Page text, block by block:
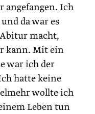
angefangen. Ich
da war es
macht,
kann. Mit ein
war ich der
hatte keine
wollte ich
Leben tun